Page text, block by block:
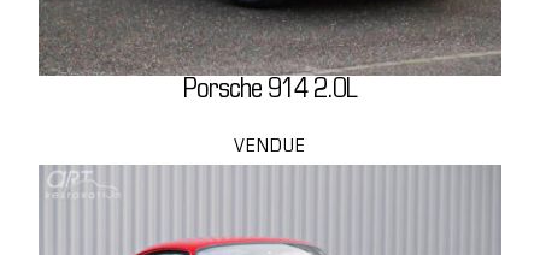
Porsche 914 2.0L
VENDUE